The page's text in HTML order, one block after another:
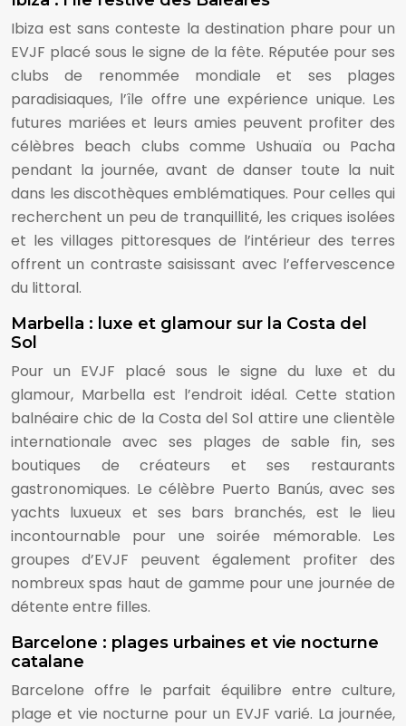
Ibiza est sans conteste la destination phare pour un
EVJF placé sous le signe de la fête. Réputée pour ses
clubs de renommée mondiale et ses plages
paradisiaques, l’île offre une expérience unique. Les
futures mariées et leurs amies peuvent profiter des
célèbres beach clubs comme Ushuaïa ou Pacha
pendant la journée, avant de danser toute la nuit
dans les discothèques emblématiques. Pour celles qui
recherchent un peu de tranquillité, les criques isolées
et les villages pittoresques de l’intérieur des terres
offrent un contraste saisissant avec l’effervescence
du littoral.
Marbella : luxe et glamour sur la Costa del
Sol
Pour un EVJF placé sous le signe du luxe et du
glamour, Marbella est l’endroit idéal. Cette station
balnéaire chic de la Costa del Sol attire une clientèle
internationale avec ses plages de sable fin, ses
boutiques de créateurs et ses restaurants
gastronomiques. Le célèbre Puerto Banús, avec ses
yachts luxueux et ses bars branchés, est le lieu
incontournable pour une soirée mémorable. Les
groupes d’EVJF peuvent également profiter des
nombreux spas haut de gamme pour une journée de
détente entre filles.
Barcelone : plages urbaines et vie nocturne
catalane
Barcelone offre le parfait équilibre entre culture,
plage et vie nocturne pour un EVJF varié. La journée,